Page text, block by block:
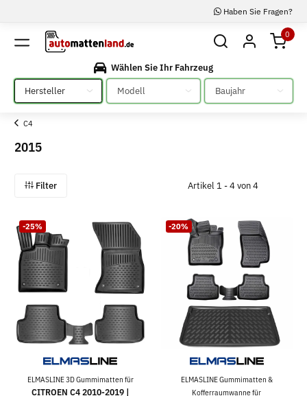
Haben Sie Fragen?
0
Wählen Sie Ihr Fahrzeug
Bitte auswählen
Bitte auswählen Bitte auswählen
C4
2015
Filter Artikel 1 - 4 von 4
-25%
ELMASLINE 3D Gummimatten für
CITROEN C4 2010-2019 |
-20%
ELMASLINE Gummimatten &
Kofferraumwanne für